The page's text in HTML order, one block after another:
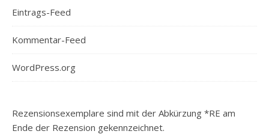
Eintrags-Feed
Kommentar-Feed
WordPress.org
Rezensionsexemplare sind mit der Abkürzung *RE am
Ende der Rezension gekennzeichnet.